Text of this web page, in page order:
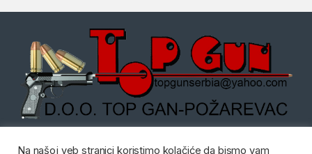
Dostupni radnim danom od:
Na našoj veb stranici koristimo kolačiće da bismo vam